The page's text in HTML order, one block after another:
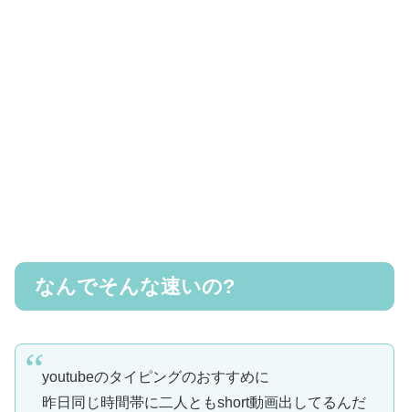
なんでそんな速いの?
youtubeのタイピングのおすすめに
昨日同じ時間帯に二人ともshort動画出してるんだ